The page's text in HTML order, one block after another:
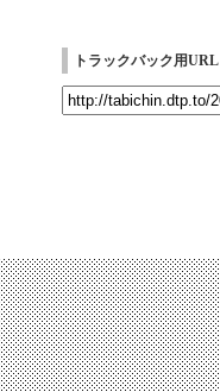
トラックバック用URL